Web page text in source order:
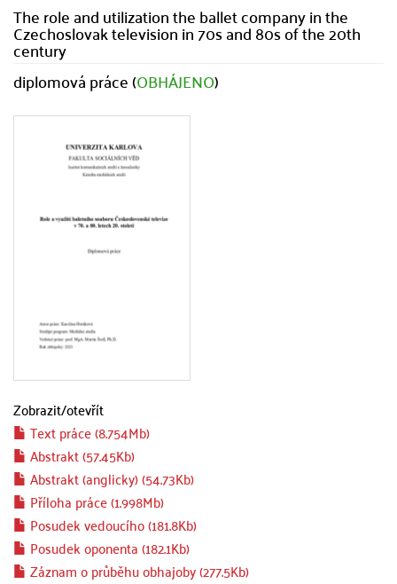
The role and utilization the ballet company in the
Czechoslovak television in 70s and 80s of the 20th
century
diplomová práce (OBHÁJENO)
Zobrazit/otevřít
Text práce (8.754Mb)
Abstrakt (57.45Kb)
Abstrakt (anglicky) (54.73Kb)
Příloha práce (1.998Mb)
Posudek vedoucího (181.8Kb)
Posudek oponenta (182.1Kb)
Záznam o průběhu obhajoby (277.5Kb)